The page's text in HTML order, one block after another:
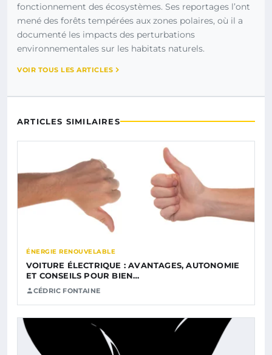
fonctionnement des écosystèmes. Ses reportages l’ont
mené des forêts tempérées aux zones polaires, où il a
documenté les impacts des perturbations
environnementales sur les habitats naturels.
VOIR TOUS LES ARTICLES
ARTICLES SIMILAIRES
ÉNERGIE RENOUVELABLE
VOITURE ÉLECTRIQUE : AVANTAGES, AUTONOMIE
ET CONSEILS POUR BIEN…
CÉDRIC FONTAINE